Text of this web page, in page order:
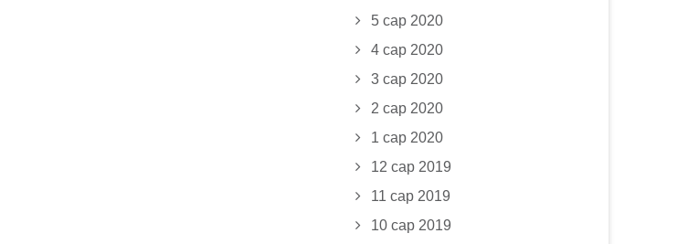
5 сар 2020
4 сар 2020
3 сар 2020
2 сар 2020
1 сар 2020
12 сар 2019
11 сар 2019
10 сар 2019